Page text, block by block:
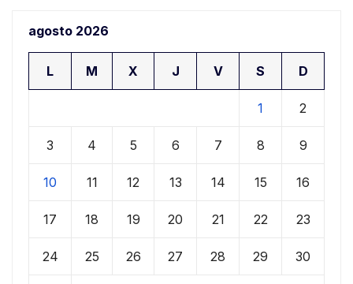
agosto 2026
L M X J V S D
1 2
3 4 5 6 7 8 9
10 11 12 13 14 15 16
17 18 19 20 21 22 23
24 25 26 27 28 29 30